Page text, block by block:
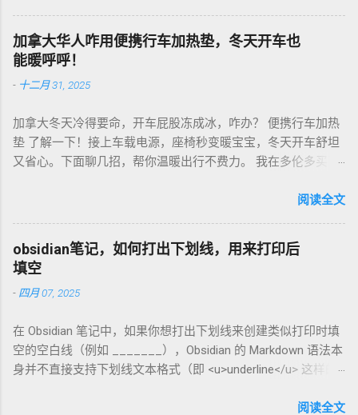
邻居可能嫌吵…… 磨豆有讲究。粗磨适合法压壶，细磨适合意式
咖啡机，App上查磨豆粗细对照表，新手不翻车。我每周磨一
次，存密封罐，早上冲杯咖啡，香到飞起！德国超市咖啡豆
贵，网购Amazon.de或本地咖啡店促销，10欧元买半磅好豆，
欧元搞定。华人微信群也有二手交易，20欧元能淘好货。 便携
咖啡磨豆机 让德国华人租房也能喝精品咖啡，赶紧试试，生活
更有味！
加拿大华人咋用便携行车加热垫，冬天开车也
能暖呼呼！
- 十二月 31, 2025
加拿大冬天冷得要命，开车屁股冻成冰，咋办？ 便携行车加热
垫 了解一下！接上车载电源，座椅秒变暖宝宝，冬天开车舒坦
又省心。下面聊几招，帮你温暖出行不费力。 我在多伦多买了
质，绒布的舒服又耐用，像Wagan、Comfier这些牌子，加热快
车座尺寸，通用款最省心。 用的时候简单到爆。插上车载
USB，5分钟座椅热乎乎，开长途都不冷。我在卡尔加里雪天开
车，加热垫开低档，20分钟省油又暖和。搭配个方向盘套，手
也不冻，安全又舒服。冬天停车后收好垫子，别让雪水弄湿，
常打折，30加币搞定。华人论坛也有二手交易，20加币能淘好
货。 便携行车加热垫 让加拿大华人冬天开车暖呼呼，赶紧入
手，出行更舒心！
阅读全文
obsidian笔记，如何打出下划线，用来打印后
填空
- 四月 07, 2025
在 Obsidian 笔记中，如果你想打出下划线来创建类似打印时填
空的空白线（例如 _______），Obsidian 的 Markdown 语法本
身并不直接支持下划线文本格式（即 <u>underline</u> 这样的
以下方法实现类似效果： 方法 1：使用下划线字符 直接输入连
阅读全文